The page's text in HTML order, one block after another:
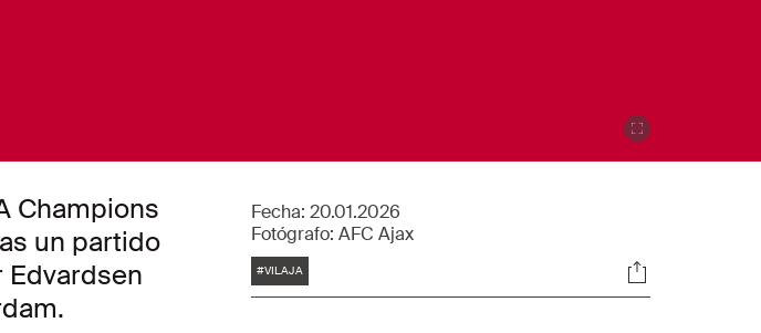
Champions
un partido
Edvardsen
Fecha: 20.01.2026
Fotógrafo: AFC Ajax
Etiquetas
#VILAJA Sociales